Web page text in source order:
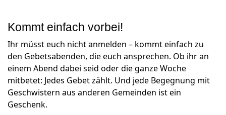
Kommt einfach vorbei!
Ihr müsst euch nicht anmelden – kommt einfach zu
den Gebetsabenden, die euch ansprechen. Ob ihr an
einem Abend dabei seid oder die ganze Woche
mitbetet: Jedes Gebet zählt. Und jede Begegnung mit
Geschwistern aus anderen Gemeinden ist ein
Geschenk.